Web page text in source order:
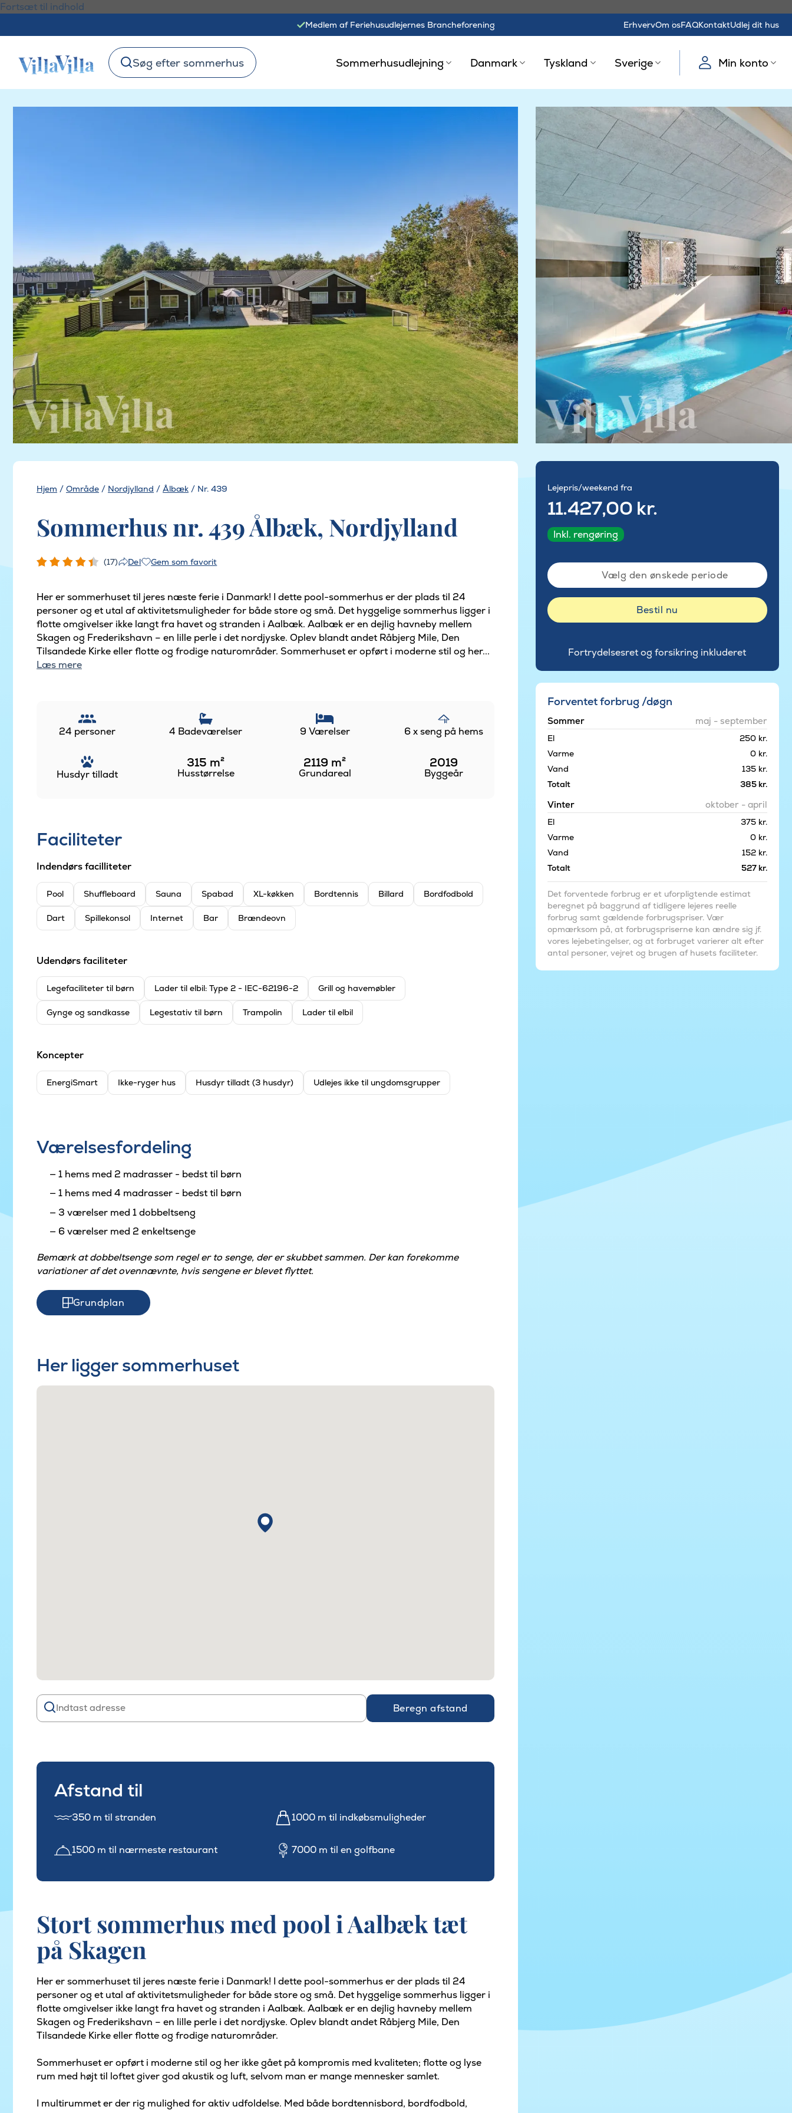
Fortsæt til indhold
Medlem af Feriehusudlejernes Brancheforening ErhvervOm osFAQKontaktUdlej dit hus
Søg efter sommerhus Sommerhusudlejning Danmark Tyskland Sverige Min konto
Hjem / Område / Nordjylland / Ålbæk / Nr. 439
Sommerhus nr. 439 Ålbæk, Nordjylland
(17) Del Gem som favorit
Her er sommerhuset til jeres næste ferie i Danmark! I dette pool-sommerhus er der plads til 24
personer og et utal af aktivitetsmuligheder for både store og små. Det hyggelige sommerhus ligger i
flotte omgivelser ikke langt fra havet og stranden i Aalbæk. Aalbæk er en dejlig havneby mellem
Skagen og Frederikshavn – en lille perle i det nordjyske. Oplev blandt andet Råbjerg Mile, Den
Tilsandede Kirke eller flotte og frodige naturområder. Sommerhuset er opført i moderne stil og her...
Læs mere
24 personer 4 Badeværelser 9 Værelser 6 x seng på hems
Husdyr tilladt
315 m²
Husstørrelse
2119 m²
Grundareal
2019
Byggeår
Faciliteter
Indendørs facilliteter
Pool Shuffleboard Sauna Spabad XL-køkken Bordtennis Billard Bordfodbold
Dart Spillekonsol Internet Bar Brændeovn
Udendørs faciliteter
Legefaciliteter til børn Lader til elbil: Type 2 - IEC-62196-2 Grill og havemøbler
Gynge og sandkasse Legestativ til børn Trampolin Lader til elbil
Koncepter
EnergiSmart Ikke-ryger hus Husdyr tilladt (3 husdyr) Udlejes ikke til ungdomsgrupper
Værelsesfordeling
1 hems med 2 madrasser - bedst til børn
1 hems med 4 madrasser - bedst til børn
3 værelser med 1 dobbeltseng
6 værelser med 2 enkeltsenge
Bemærk at dobbeltsenge som regel er to senge, der er skubbet sammen. Der kan forekomme
variationer af det ovennævnte, hvis sengene er blevet flyttet.
Grundplan
Her ligger sommerhuset
Beregn afstand
Afstand til
350 m til stranden 1000 m til indkøbsmuligheder
1500 m til nærmeste restaurant 7000 m til en golfbane
Stort sommerhus med pool i Aalbæk tæt
på Skagen
Her er sommerhuset til jeres næste ferie i Danmark! I dette pool-sommerhus er der plads til 24
personer og et utal af aktivitetsmuligheder for både store og små. Det hyggelige sommerhus ligger i
flotte omgivelser ikke langt fra havet og stranden i Aalbæk. Aalbæk er en dejlig havneby mellem
Skagen og Frederikshavn – en lille perle i det nordjyske. Oplev blandt andet Råbjerg Mile, Den
Tilsandede Kirke eller flotte og frodige naturområder.
Sommerhuset er opført i moderne stil og her ikke gået på kompromis med kvaliteten; flotte og lyse
rum med højt til loftet giver god akustik og luft, selvom man er mange mennesker samlet.
I multirummet er der rig mulighed for aktiv udfoldelse. Med både bordtennisbord, bordfodbold,
Lejepris/weekend fra
11.427,00 kr.
Inkl. rengøring
Vælg den ønskede periode
Bestil nu
Fortrydelsesret og forsikring inkluderet
Forventet forbrug /døgn
Sommer maj - september
El
250 kr.
Varme
0 kr.
Vand
135 kr.
Totalt
385 kr.
Vinter oktober - april
El
375 kr.
Varme
0 kr.
Vand
152 kr.
Totalt
527 kr.
Det forventede forbrug er et uforpligtende estimat
beregnet på baggrund af tidligere lejeres reelle
forbrug samt gældende forbrugspriser. Vær
opmærksom på, at forbrugspriserne kan ændre sig jf.
vores lejebetingelser, og at forbruget varierer alt efter
antal personer, vejret og brugen af husets faciliteter.